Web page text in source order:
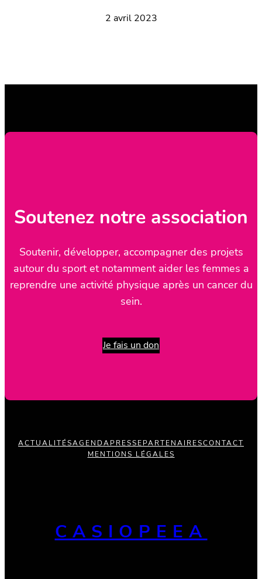
2 avril 2023
Soutenez notre association
Soutenir, développer, accompagner des projets
autour du sport et notamment aider les femmes a
reprendre une activité physique après un cancer du
sein.
Je fais un don
ACTUALITÉSAGENDAPRESSEPARTENAIRESCONTACT
MENTIONS LÉGALES
CASIOPEEA